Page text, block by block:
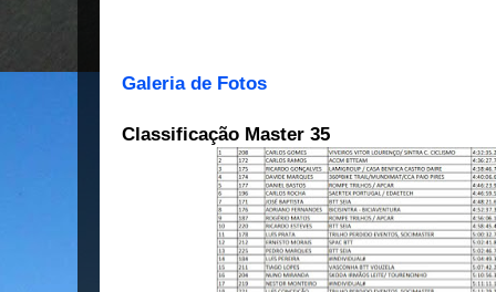
Galeria de Fotos
Classificação Master 35